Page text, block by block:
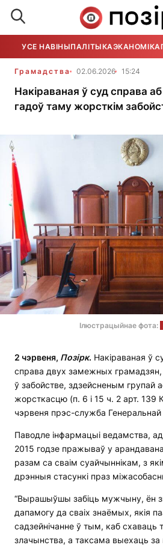
УСЕ НАВІНЫПАЛІТЫКАЭКАНОМІКА
Грамадства 02.06.2026 15:24
Накіраваная ў суд справа
гадоў таму жорсткім
Ілюстрацыйнае фота:
2 чэрвеня, Позірк. Накіраваная ў
справа двух замежных грамадзян,
ў забойстве, здзейсненым групай
жорсткасцю (п. 6 і 15 ч. 2 арт. 139
чэрвеня прэс-служба
Паводле інфармацыі ведамства,
2015 годзе пражываў у
разам са сваім суайчыннікам, з
дрэнныя стасункі праз
“Вырашыўшы забіць мужчыну, ён
дапамогу да сваіх знаёмых, якія
садзейнічанне ў тым, каб схаваць
злачынства, а таксама выехаць